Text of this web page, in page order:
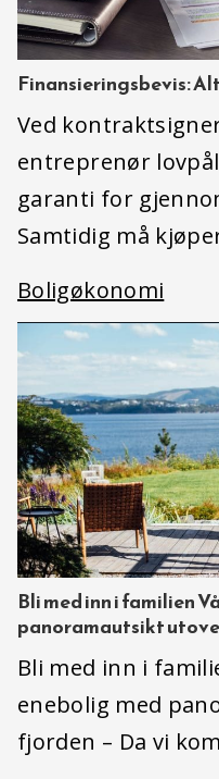
Finansieringsbevis:
Ved
entreprenør
garanti for
Samtidig må
Boligøkonomi
Bli med inn i familien
panoramautsikt
Bli med inn i
enebolig med
fjorden – Da vi